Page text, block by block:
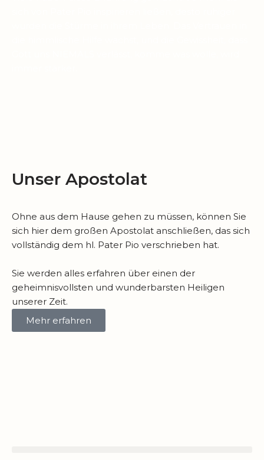
Unser Apostolat
Ohne aus dem Hause gehen zu müssen, können Sie
sich hier dem großen Apostolat anschließen, das sich
vollständig dem hl. Pater Pio verschrieben hat.
Sie werden alles erfahren über einen der
geheimnisvollsten und wunderbarsten Heiligen
unserer Zeit.
Mehr erfahren